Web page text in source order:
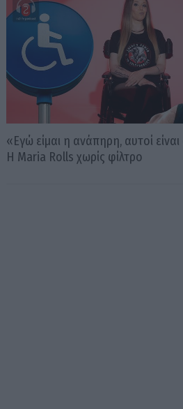
«Εγώ είμαι η ανάπηρη, αυτοί
Η Maria Rolls χωρίς φίλτρο